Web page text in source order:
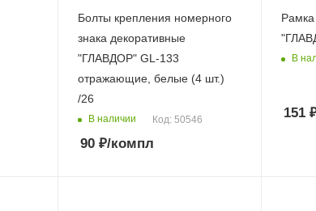
Болты крепления номерного
знака декоративные
"ГЛАВДОР" GL-133
отражающие, белые (4 шт.)
/26
В наличии Код: 50546
90₽/компл
Рамка
В
151